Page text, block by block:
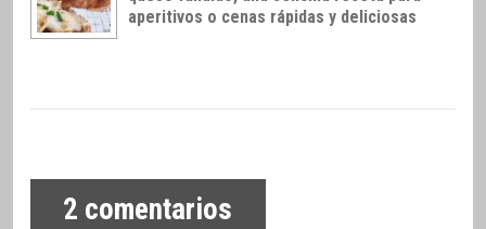
aperitivos o cenas rápidas y deliciosas
2 comentarios